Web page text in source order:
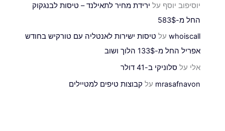
יוסיפוב יוסף על ירידת מחיר לתאילנד – טיסות לבנגקוק
החל מ-583$
whoiscall על טיסות ישירות לאנטליה עם טורקיש בחודש
אפריל החל מ-133$ הלוך ושוב
אלי על סלוניקי ב-41 דולר
mrasafnavon על קבוצות טיפים למטיילים